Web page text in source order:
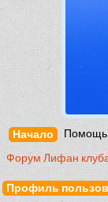
Начало Помощь
Форум Лифан
Профиль